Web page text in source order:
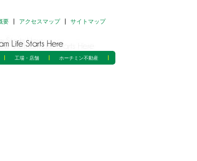
要 アクセスマップ サイトマップ
工場・店舗 ホーチミン不動産